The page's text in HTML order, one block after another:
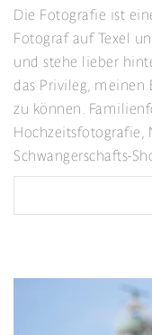
Die Fotografie ist
Fotograf auf Texel
und stehe lieber
das Privileg, meinen
zu können.
Hochzeitsfotografie,
Schwangerschafts-